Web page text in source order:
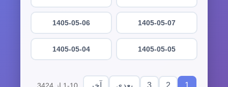
1405-05-07
1405-05-06
1405-05-05
1405-05-04
1
2
3 بعدی آخر 1-10 از 3424